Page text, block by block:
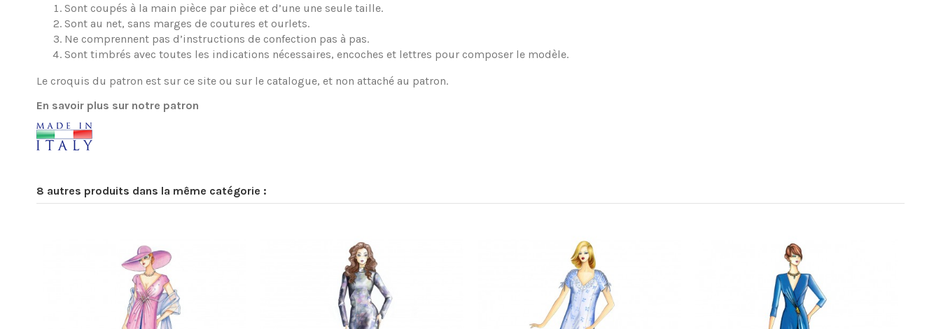
Sont coupés à la main pièce par pièce et d’une une seule taille.
Sont au net, sans marges de coutures et ourlets.
Ne comprennent pas d’instructions de confection pas à pas.
Sont timbrés avec toutes les indications nécessaires, encoches et lettres pour composer le modèle.
Le croquis du patron est sur ce site ou sur le catalogue, et non attaché au patron.
En savoir plus sur notre patron
8 autres produits dans la même catégorie :